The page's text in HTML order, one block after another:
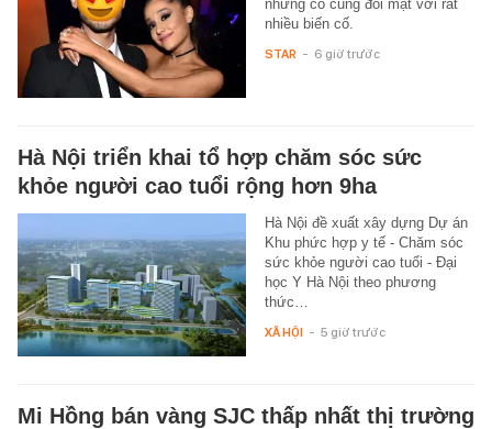
nhưng cô cũng đối mặt với rất
nhiều biến cố.
STAR - 6 giờ trước
Hà Nội triển khai tổ hợp chăm sóc sức
khỏe người cao tuổi rộng hơn 9ha
Hà Nội đề xuất xây dựng Dự án
Khu phức hợp y tế - Chăm sóc
sức khỏe người cao tuổi - Đại
học Y Hà Nội theo phương
thức…
XÃ HỘI - 5 giờ trước
Mi Hồng bán vàng SJC thấp nhất thị trường